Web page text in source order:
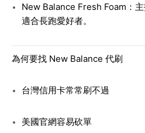
New Balance Fresh Foam ：
適合長跑愛好者。
為何要找 New Balance 代刷
台灣信用卡常常刷不過
美國官網容易砍單